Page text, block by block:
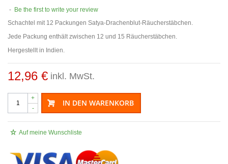
- Be the first to write your review
Schachtel mit 12 Packungen Satya-Drachenblut-Räucherstäbchen.
Jede Packung enthält zwischen 12 und 15 Räucherstäbchen.
Hergestellt in Indien.
12,96 € inkl. MwSt.
-
+ IN DEN WARENKORB
Auf meine Wunschliste